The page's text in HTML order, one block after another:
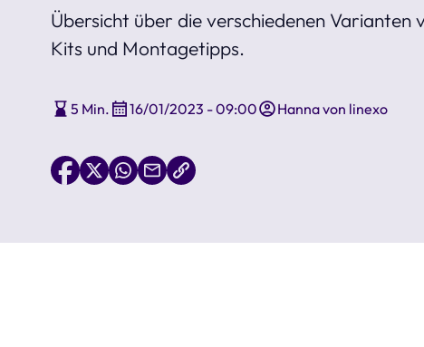
Übersicht über die verschiedenen Varianten
Kits und Montagetipps.
5 Min. 16/01/2023 - 09:00 Hanna von linexo